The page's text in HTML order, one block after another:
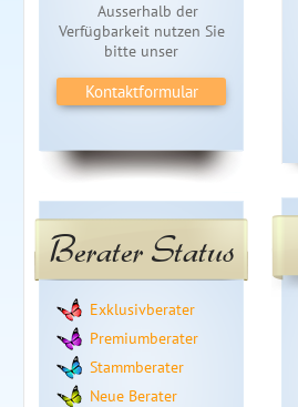
Ausserhalb der
Verfügbarkeit nutzen Sie
bitte unser
Kontaktformular
Berater Status
Exklusivberater
Premiumberater
Stammberater
Neue Berater